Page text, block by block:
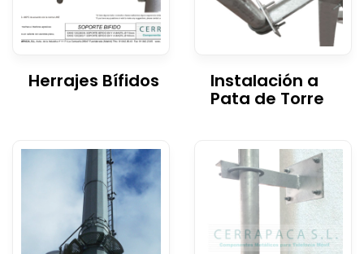
Herrajes Bífidos Instalación a
Pata de Torre